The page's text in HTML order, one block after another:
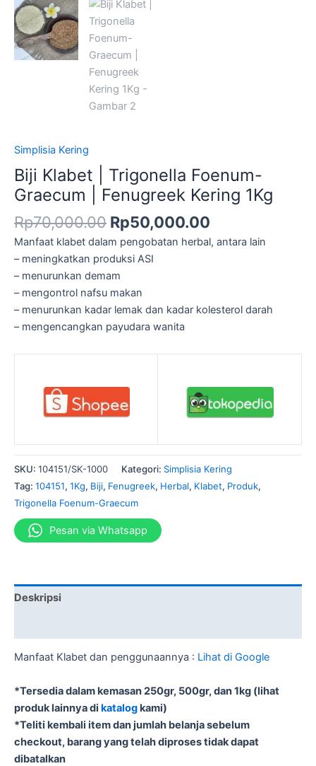
Simplisia Kering
Biji Klabet | Trigonella Foenum-
Graecum | Fenugreek Kering 1Kg
Rp70,000.00 Rp50,000.00
Manfaat klabet dalam pengobatan herbal, antara lain
– meningkatkan produksi ASI
– menurunkan demam
– mengontrol nafsu makan
– menurunkan kadar lemak dan kadar kolesterol darah
– mengencangkan payudara wanita
SKU: 104151/SK-1000 Kategori: Simplisia Kering
Tag: 104151, 1Kg, Biji, Fenugreek, Herbal, Klabet, Produk,
Trigonella Foenum-Graecum
Pesan via Whatsapp
Deskripsi
Manfaat Klabet dan penggunaannya : Lihat di Google
*Tersedia dalam kemasan 250gr, 500gr, dan 1kg (lihat
produk lainnya di katalogkami)
*Teliti kembali item dan jumlah belanja sebelum
checkout, barang yang telah diproses tidak dapat
dibatalkan